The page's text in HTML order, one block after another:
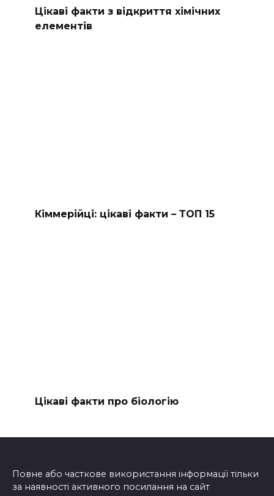
Цікаві факти з відкриття хімічних
елементів
Кіммерійці: цікаві факти – ТОП 15
Цікаві факти про біологію
Повне або часткове використання інформації тільки
за наявності активного посилання на сайт